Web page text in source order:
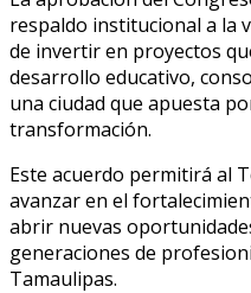
respaldo institucional a la
de invertir en proyectos
desarrollo educativo,
una ciudad que apuesta
transformación.
Este acuerdo permitirá al
avanzar en el
abrir nuevas
generaciones de
Tamaulipas.